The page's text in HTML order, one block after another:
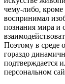
чему-либо,
воспринимал
познания мира и
Поэтому в среде
гораздо
подтверждается
персональном